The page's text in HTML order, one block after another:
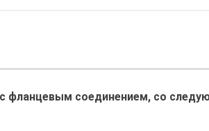
с фланцевым соединением, со